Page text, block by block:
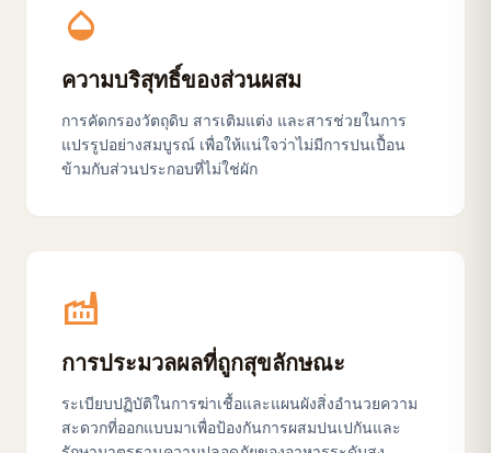
opacity
ความบริสุทธิ์ของส่วนผสม
การคัดกรองวัตถุดิบ สารเติมแต่ง และสารช่วยในการ
แปรรูปอย่างสมบูรณ์ เพื่อให้แน่ใจว่าไม่มีการปนเปื้อน
ข้ามกับส่วนประกอบที่ไม่ใช่ผัก
factory
การประมวลผลที่ถูกสุขลักษณะ
ระเบียบปฏิบัติในการฆ่าเชื้อและแผนผังสิ่งอำนวยความ
สะดวกที่ออกแบบมาเพื่อป้องกันการผสมปนเปกันและ